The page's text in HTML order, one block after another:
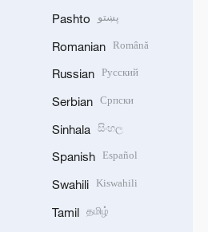
Pashto پښتو
Romanian Română
Russian Русский
Serbian Српски
Sinhala සිංහල
Spanish Español
Swahili Kiswahili
Tamil தமிழ்